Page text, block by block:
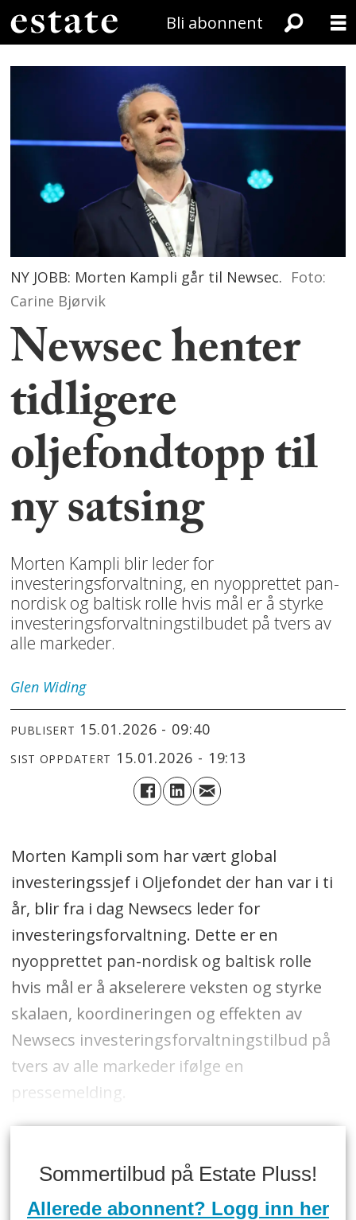
Bli abonnent
NY JOBB: Morten Kampli går til Newsec. Foto:
Carine Bjørvik
Newsec henter
tidligere
oljefondtopp til
ny satsing
Morten Kampli blir leder for
investeringsforvaltning, en nyopprettet pan-
nordisk og baltisk rolle hvis mål er å styrke
investeringsforvaltningstilbudet på tvers av
alle markeder.
Glen Widing
PUBLISERT 15.01.2026 - 09:40
SIST OPPDATERT 15.01.2026 - 19:13
Morten Kampli som har vært global
investeringssjef i Oljefondet der han var i ti
år, blir fra i dag Newsecs leder for
investeringsforvaltning. Dette er en
nyopprettet pan-nordisk og baltisk rolle
hvis mål er å akselerere veksten og styrke
skalaen, koordineringen og effekten av
Newsecs investeringsforvaltningstilbud på
tvers av alle markeder ifølge en
pressemelding.
Sommertilbud på Estate Pluss!
Allerede abonnent? Logg inn her